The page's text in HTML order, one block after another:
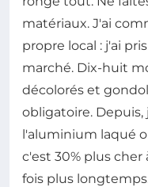
matériaux. J'ai
propre local : j'ai
marché. Dix-huit
décolorés et
obligatoire.
l'aluminium laqué
c'est 30% plus cher
fois plus